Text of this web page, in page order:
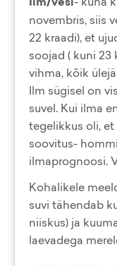
novembris, siis
22 kraadi), et
soojad ( kuni 23
vihma, kõik
Ilm sügisel on
suvel. Kui ilma
tegelikkus oli,
soovitus-
ilmaprognoosi.
Kohalikele
suvi tähendab
niiskus) ja
laevadega